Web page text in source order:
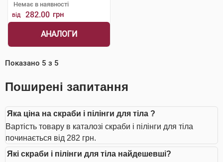
Немає в наявності
від 282.00 грн
АНАЛОГИ
Показано 5 з 5
Поширені запитання
Яка ціна на скраби і пілінги для тіла ?
Вартість товару в каталозі скраби і пілінги для тіла
починається від 282 грн.
Які скраби і пілінги для тіла найдешевші?